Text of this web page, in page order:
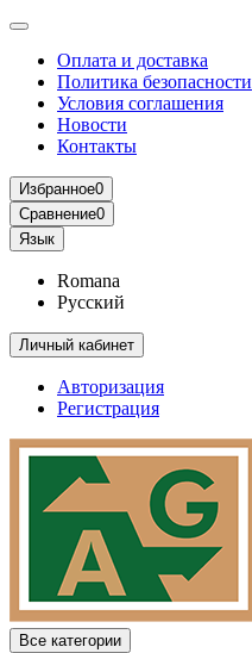
Оплата и доставка
Политика безопасности
Условия соглашения
Новости
Контакты
Избранное0
Сравнение0
Язык
Romana
Русский
Личный кабинет
Авторизация
Регистрация
Все категории